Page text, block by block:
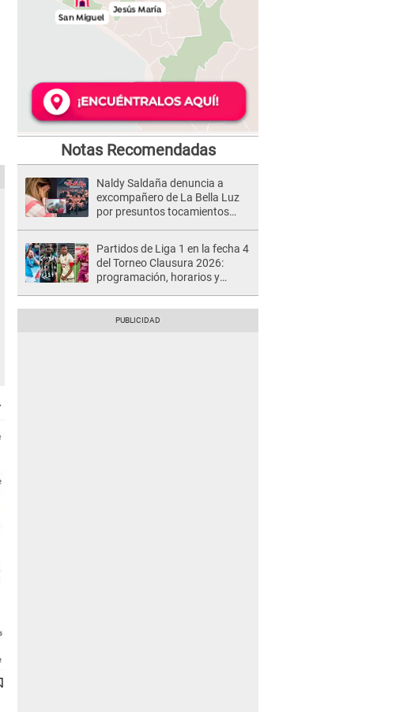
Notas Recomendadas
Naldy Saldaña denuncia a
excompañero de La Bella Luz
por presuntos tocamientos
Partidos de Liga 1 en la fecha 4
del Torneo Clausura 2026:
programación, horarios y